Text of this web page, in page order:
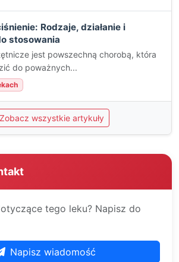
Rodzaje, działanie i
stosowania
jest powszechną chorobą, która
do poważnych...
Zobacz wszystkie artykuły
tego leku? Napisz do
Napisz wiadomość